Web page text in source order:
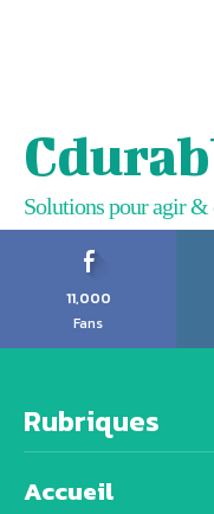
Solutions pour agir &
11,000
Fans
Rubriques
Accueil